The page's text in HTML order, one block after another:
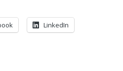
LinkedIn